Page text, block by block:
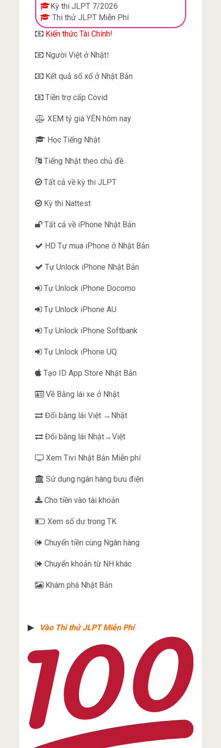
Kỳ thi JLPT 7/2026
Thi thử JLPT Miễn Phí
Kiến thức Tài Chính!
Người Việt ở Nhật!
Kết quả sổ xố ở Nhật Bản
Tiền trợ cấp Covid
XEM tỷ giá YÊN hôm nay
Học Tiếng Nhật
Tiếng Nhật theo chủ đề
Tất cả về kỳ thi JLPT
Kỳ thi Nattest
Tất cả về iPhone Nhật Bản
HD Tự mua iPhone ở Nhật Bản
Tự Unlock iPhone Nhật Bản
Tự Unlock iPhone Docomo
Tự Unlock iPhone AU
Tự Unlock iPhone Softbank
Tự Unlock iPhone UQ
Tạo ID App Store Nhật Bản
Về Bằng lái xe ở Nhật
Đổi bằng lái Việt →Nhật
Đổi bằng lái Nhật→Việt
Xem Tivi Nhật Bản Miễn phí
Sử dụng ngân hàng bưu điện
Cho tiền vào tài khoản
Xem số dư trong TK
Chuyển tiền cùng Ngân hàng
Chuyển khoản từ NH khác
Khám phá Nhật Bản
▶︎ Vào Thi thử JLPT Miễn Phí